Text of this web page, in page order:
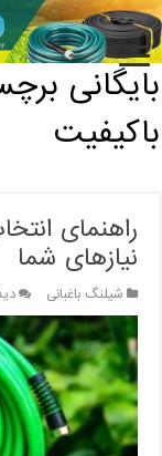
خانه / بایگانی
بایگانی
باکیفیت
راهنمای
نیازهای شما
شیلنگ باغبانی